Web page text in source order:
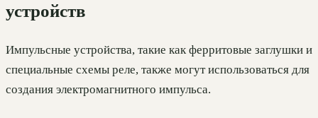
устройств
Импульсные устройства, такие как ферритовые заглушки и
специальные схемы реле, также могут использоваться для
создания электромагнитного импульса.